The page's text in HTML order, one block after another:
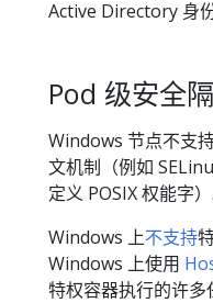
Active Directory 身份
Pod 级安全
Windows 节点不支
文机制（例如
定义 POSIX 权能字）
Windows 上不支持
Windows 上使用
特权容器执行的许多